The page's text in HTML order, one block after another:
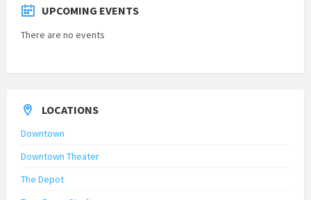
UPCOMING EVENTS
There are no events
LOCATIONS
Downtown
Downtown Theater
The Depot